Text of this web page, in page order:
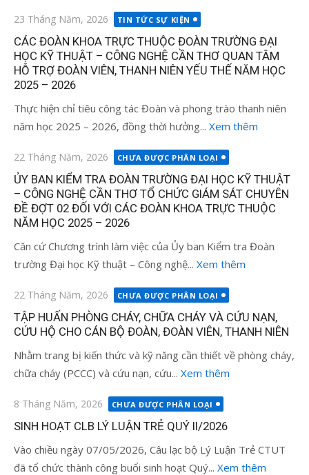
Đăng
vào
23 Tháng Năm, 2026 TIN TỨC SỰ KIỆN
CÁC ĐOÀN KHOA TRỰC THUỘC ĐOÀN TRƯỜNG ĐẠI
HỌC KỸ THUẬT – CÔNG NGHỆ CẦN THƠ QUAN TÂM
HỖ TRỢ ĐOÀN VIÊN, THANH NIÊN YẾU THẾ NĂM HỌC
2025 – 2026
Thực hiện chỉ tiêu công tác Đoàn và phong trào thanh niên
năm học 2025 – 2026, đồng thời hưởng... Xem thêm
Đăng
vào
22 Tháng Năm, 2026 CHƯA ĐƯỢC PHÂN LOẠI
ỦY BAN KIỂM TRA ĐOÀN TRƯỜNG ĐẠI HỌC KỸ THUẬT
– CÔNG NGHỆ CẦN THƠ TỔ CHỨC GIÁM SÁT CHUYÊN
ĐỀ ĐỢT 02 ĐỐI VỚI CÁC ĐOÀN KHOA TRỰC THUỘC
NĂM HỌC 2025 – 2026
Căn cứ Chương trình làm việc của Ủy ban Kiểm tra Đoàn
trường Đại học Kỹ thuật – Công nghệ... Xem thêm
Đăng
vào
22 Tháng Năm, 2026 CHƯA ĐƯỢC PHÂN LOẠI
TẬP HUẤN PHÒNG CHÁY, CHỮA CHÁY VÀ CỨU NẠN,
CỨU HỘ CHO CÁN BỘ ĐOÀN, ĐOÀN VIÊN, THANH NIÊN
Nhằm trang bị kiến thức và kỹ năng cần thiết về phòng cháy,
chữa cháy (PCCC) và cứu nạn, cứu... Xem thêm
Đăng
vào
8 Tháng Năm, 2026 CHƯA ĐƯỢC PHÂN LOẠI
SINH HOẠT CLB LÝ LUẬN TRẺ QUÝ II/2026
Vào chiều ngày 07/05/2026, Câu lạc bộ Lý Luận Trẻ CTUT
đã tổ chức thành công buổi sinh hoạt Quý... Xem thêm